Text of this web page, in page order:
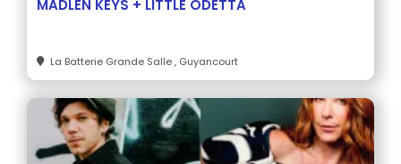
MADLEN KEYS + LITTLE ODETTA
La Batterie Grande Salle , Guyancourt